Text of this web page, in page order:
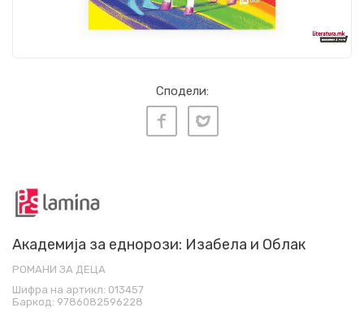
Сподели:
Академија за еднорози: Изабела и Облак
РОМАНИ ЗА ДЕЦА
Шифра на артикл: 013457
Баркод: 9786082596228